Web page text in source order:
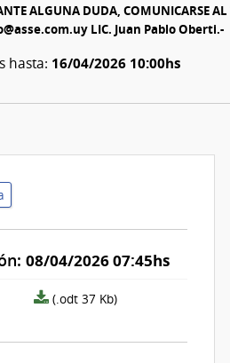
ALGUNA DUDA, COMUNICARSE
LIC. Juan Pablo Oberti.-
hasta: 16/04/2026 10:00hs
08/04/2026 07:45hs
archivo
(.odt 37 Kb)